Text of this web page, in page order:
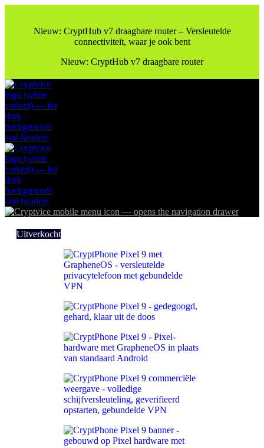
Nieuw: CryptHub v7 draagbare router – Versleutelde
connectiviteit, waar je ook bent
Nieuw: CryptHub v7 draagbare router
Uitverkocht